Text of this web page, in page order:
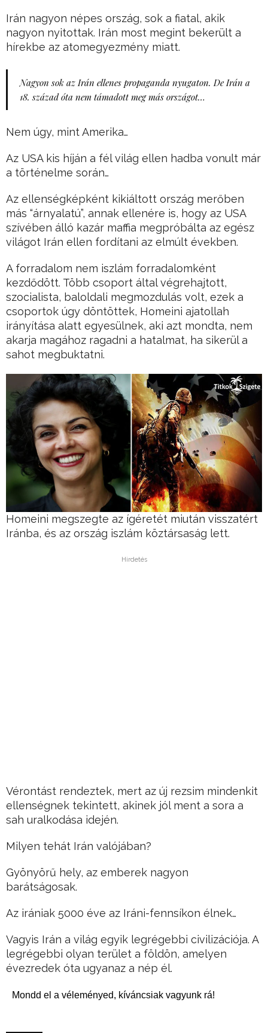
Irán nagyon népes ország, sok a fiatal, akik
nagyon nyitottak. Irán most megint bekerült a
hírekbe az atomegyezmény miatt.
Nagyon sok az Irán ellenes propaganda nyugaton. De Irán a
18. század óta nem támadott meg más országot…
Nem úgy, mint Amerika…
Az USA kis híján a fél világ ellen hadba vonult már
a történelme során…
Az ellenségképként kikiáltott ország merőben
más “árnyalatú”, annak ellenére is, hogy az USA
szívében álló kazár maffia megpróbálta az egész
világot Irán ellen fordítani az elmúlt években.
A forradalom nem iszlám forradalomként
kezdődött. Több csoport által végrehajtott,
szocialista, baloldali megmozdulás volt, ezek a
csoportok úgy döntöttek, Homeini ajatollah
irányítása alatt egyesülnek, aki azt mondta, nem
akarja magához ragadni a hatalmat, ha sikerül a
sahot megbuktatni.
Homeini megszegte az ígéretét miután visszatért
Iránba, és az ország iszlám köztársaság lett.
Hirdetés
Vérontást rendeztek, mert az új rezsim mindenkit
ellenségnek tekintett, akinek jól ment a sora a
sah uralkodása idején.
Milyen tehát Irán valójában?
Gyönyörű hely, az emberek nagyon
barátságosak.
Az irániak 5000 éve az Iráni-fennsíkon élnek…
Vagyis Irán a világ egyik legrégebbi civilizációja. A
legrégebbi olyan terület a földön, amelyen
évezredek óta ugyanaz a nép él.
Mondd el a véleményed, kíváncsiak vagyunk rá!